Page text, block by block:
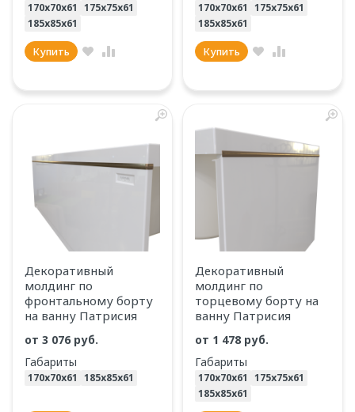
170х70х61 175х75х61
185х85х61
Купить
170х70х61 175х75х61
185х85х61
Купить
Декоративный
молдинг по
фронтальному борту
на ванну Патрисия
от 3 076 руб.
Габариты
170х70х61 185х85х61
Декоративный
молдинг по
торцевому борту на
ванну Патрисия
от 1 478 руб.
Габариты
170х70х61 175х75х61
185х85х61